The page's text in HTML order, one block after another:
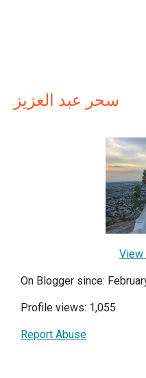
سحر عبد العزيز
View
On Blogger since:
Profile views: 1,055
Report Abuse